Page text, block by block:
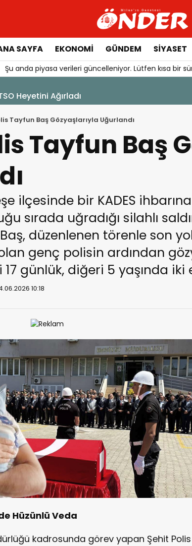
SAYFA EKONOMİ GÜNDEM SİYASET
Şu anda piyasa verileri güncelleniyor. Lütfen kısa bir
Başlıyor
Tayfun Baş Gözyaşlarıyla Uğurlandı
Tayfun Baş
ilçesinde bir KADES
sırada uğradığı silahlı
düzenlenen törenle son
genç polisin ardından
17 günlük, diğeri 5 yaşında iki
10:18
Hüzünlü Veda
kadrosunda görev yapan Şehit Polis